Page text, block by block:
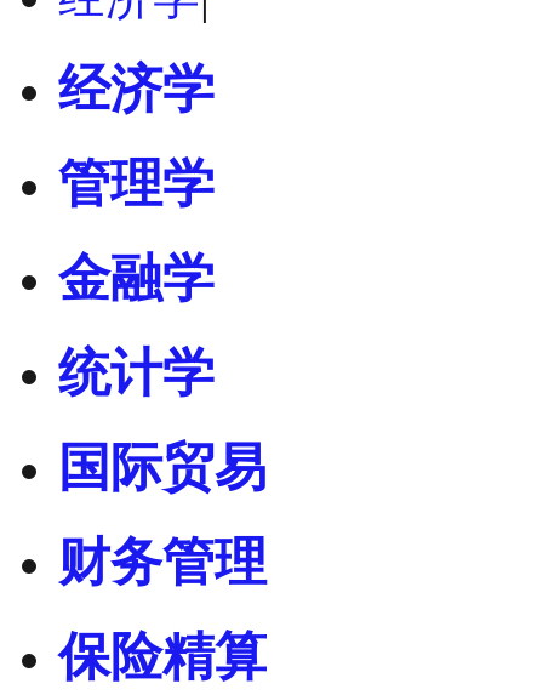
经济学
管理学
金融学
统计学
国际贸易
财务管理
保险精算